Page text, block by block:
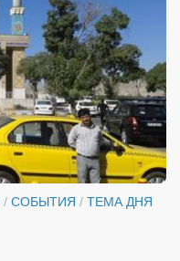
/ СОБЫТИЯ / ТЕМА ДНЯ